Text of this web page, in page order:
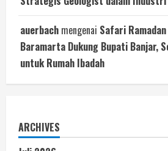
auerbach mengenai Safari
Baramarta Dukung Bupati Banjar,
untuk Rumah Ibadah
ARCHIVES